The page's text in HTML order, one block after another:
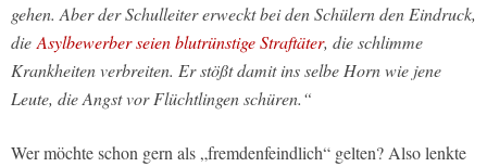
gehen. Aber der Schulleiter erweckt bei den Schülern den Eindruck,
die Asylbewerber seien blutrünstige Straftäter, die schlimme
Krankheiten verbreiten. Er stößt damit ins selbe Horn wie jene
Leute, die Angst vor Flüchtlingen schüren.“
Wer möchte schon gern als „fremdenfeindlich“ gelten? Also lenkte